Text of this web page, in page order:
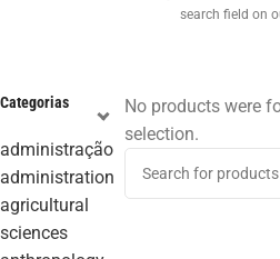
search field on
Categorias
administração
administration
agricultural
sciences
No products were
selection.